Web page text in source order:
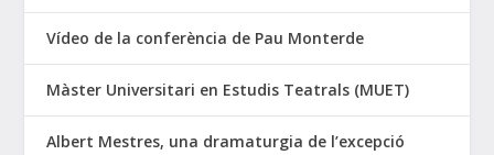
Vídeo de la conferència de Pau Monterde
Màster Universitari en Estudis Teatrals (MUET)
Albert Mestres, una dramaturgia de l’excepció